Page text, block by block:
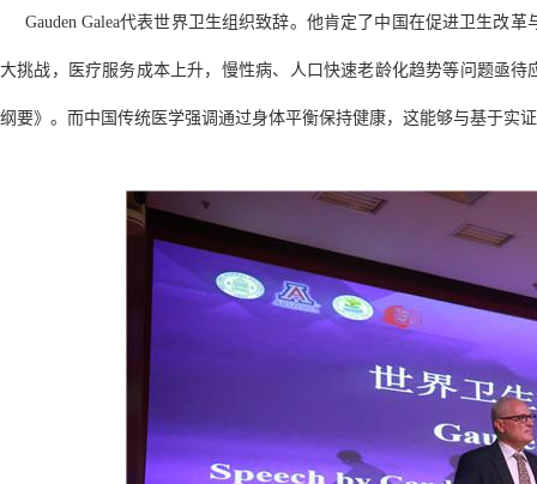
Gauden Galea代表世界卫生组织致辞。他肯定了中国在促进卫生改
大挑战，医疗服务成本上升，慢性病、人口快速老龄化趋势等问题亟
纲要》。而中国传统医学强调通过身体平衡保持健康，这能够与基于实